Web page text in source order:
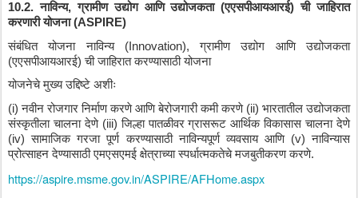
10.2. नाविन्य, ग्रामीण उद्योग आणि उद्योजकता (एएसपीआयआरई) ची जाहिरात
करणारी योजना (ASPIRE)
संबंधित
योजना नाविन्य (Innovation), ग्रामीण उद्योग आणि
उद्योजकता
(एएसपीआयआरई) ची जाहिरात करण्यासाठी योजना
योजनेचे मुख्य उद्दिष्टे अशीः
(i) नवीन रोजगार निर्माण करणे आणि बेरोजगारी कमी करणे (ii) भारतातील उद्योजकता
संस्कृतीला चालना देणे (iii) जिल्हा पातळीवर ग्रासरूट आर्थिक विकासास चालना देणे
(iv) सामाजिक गरजा पूर्ण करण्यासाठी नाविन्यपूर्ण व्यवसाय आणि (v) नाविन्यास
प्रोत्साहन देण्यासाठी एमएसएमई क्षेत्राच्या स्पर्धात्मकतेचे मजबुतीकरण करणे.
https://aspire.msme.gov.in/ASPIRE/AFHome.aspx